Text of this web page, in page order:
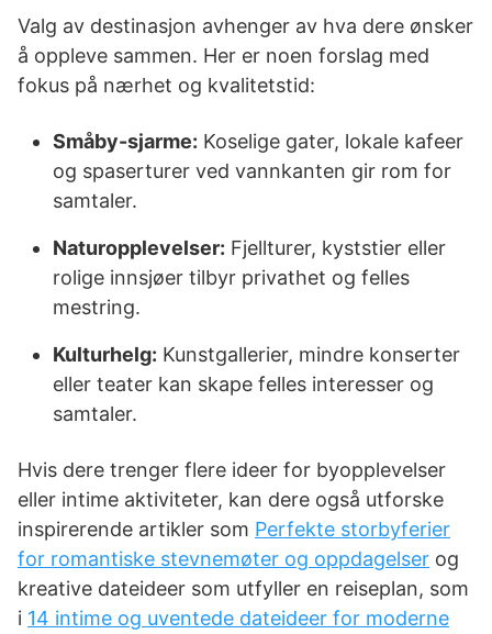
Valg av destinasjon avhenger av hva dere ønsker
å oppleve sammen. Her er noen forslag med
fokus på nærhet og kvalitetstid:
Småby-sjarme: Koselige gater, lokale kafeer
og spaserturer ved vannkanten gir rom for
samtaler.
Naturopplevelser: Fjellturer, kyststier eller
rolige innsjøer tilbyr privathet og felles
mestring.
Kulturhelg: Kunstgallerier, mindre konserter
eller teater kan skape felles interesser og
samtaler.
Hvis dere trenger flere ideer for byopplevelser
eller intime aktiviteter, kan dere også utforske
inspirerende artikler som Perfekte storbyferier
for romantiske stevnemøter og oppdagelser og
kreative dateideer som utfyller en reiseplan, som
i 14 intime og uventede dateideer for moderne